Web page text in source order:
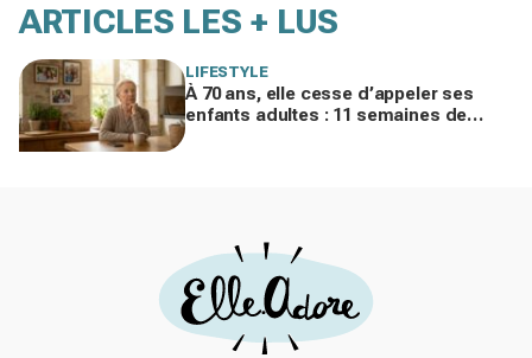
ARTICLES LES + LUS
LIFESTYLE
À 70 ans, elle cesse d’appeler ses
enfants adultes : 11 semaines de